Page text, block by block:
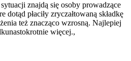
znajdą się osoby prowadzące
dotąd płaciły zryczałtowaną składkę
też znacząco wzrosną. Najlepiej
więcej.,